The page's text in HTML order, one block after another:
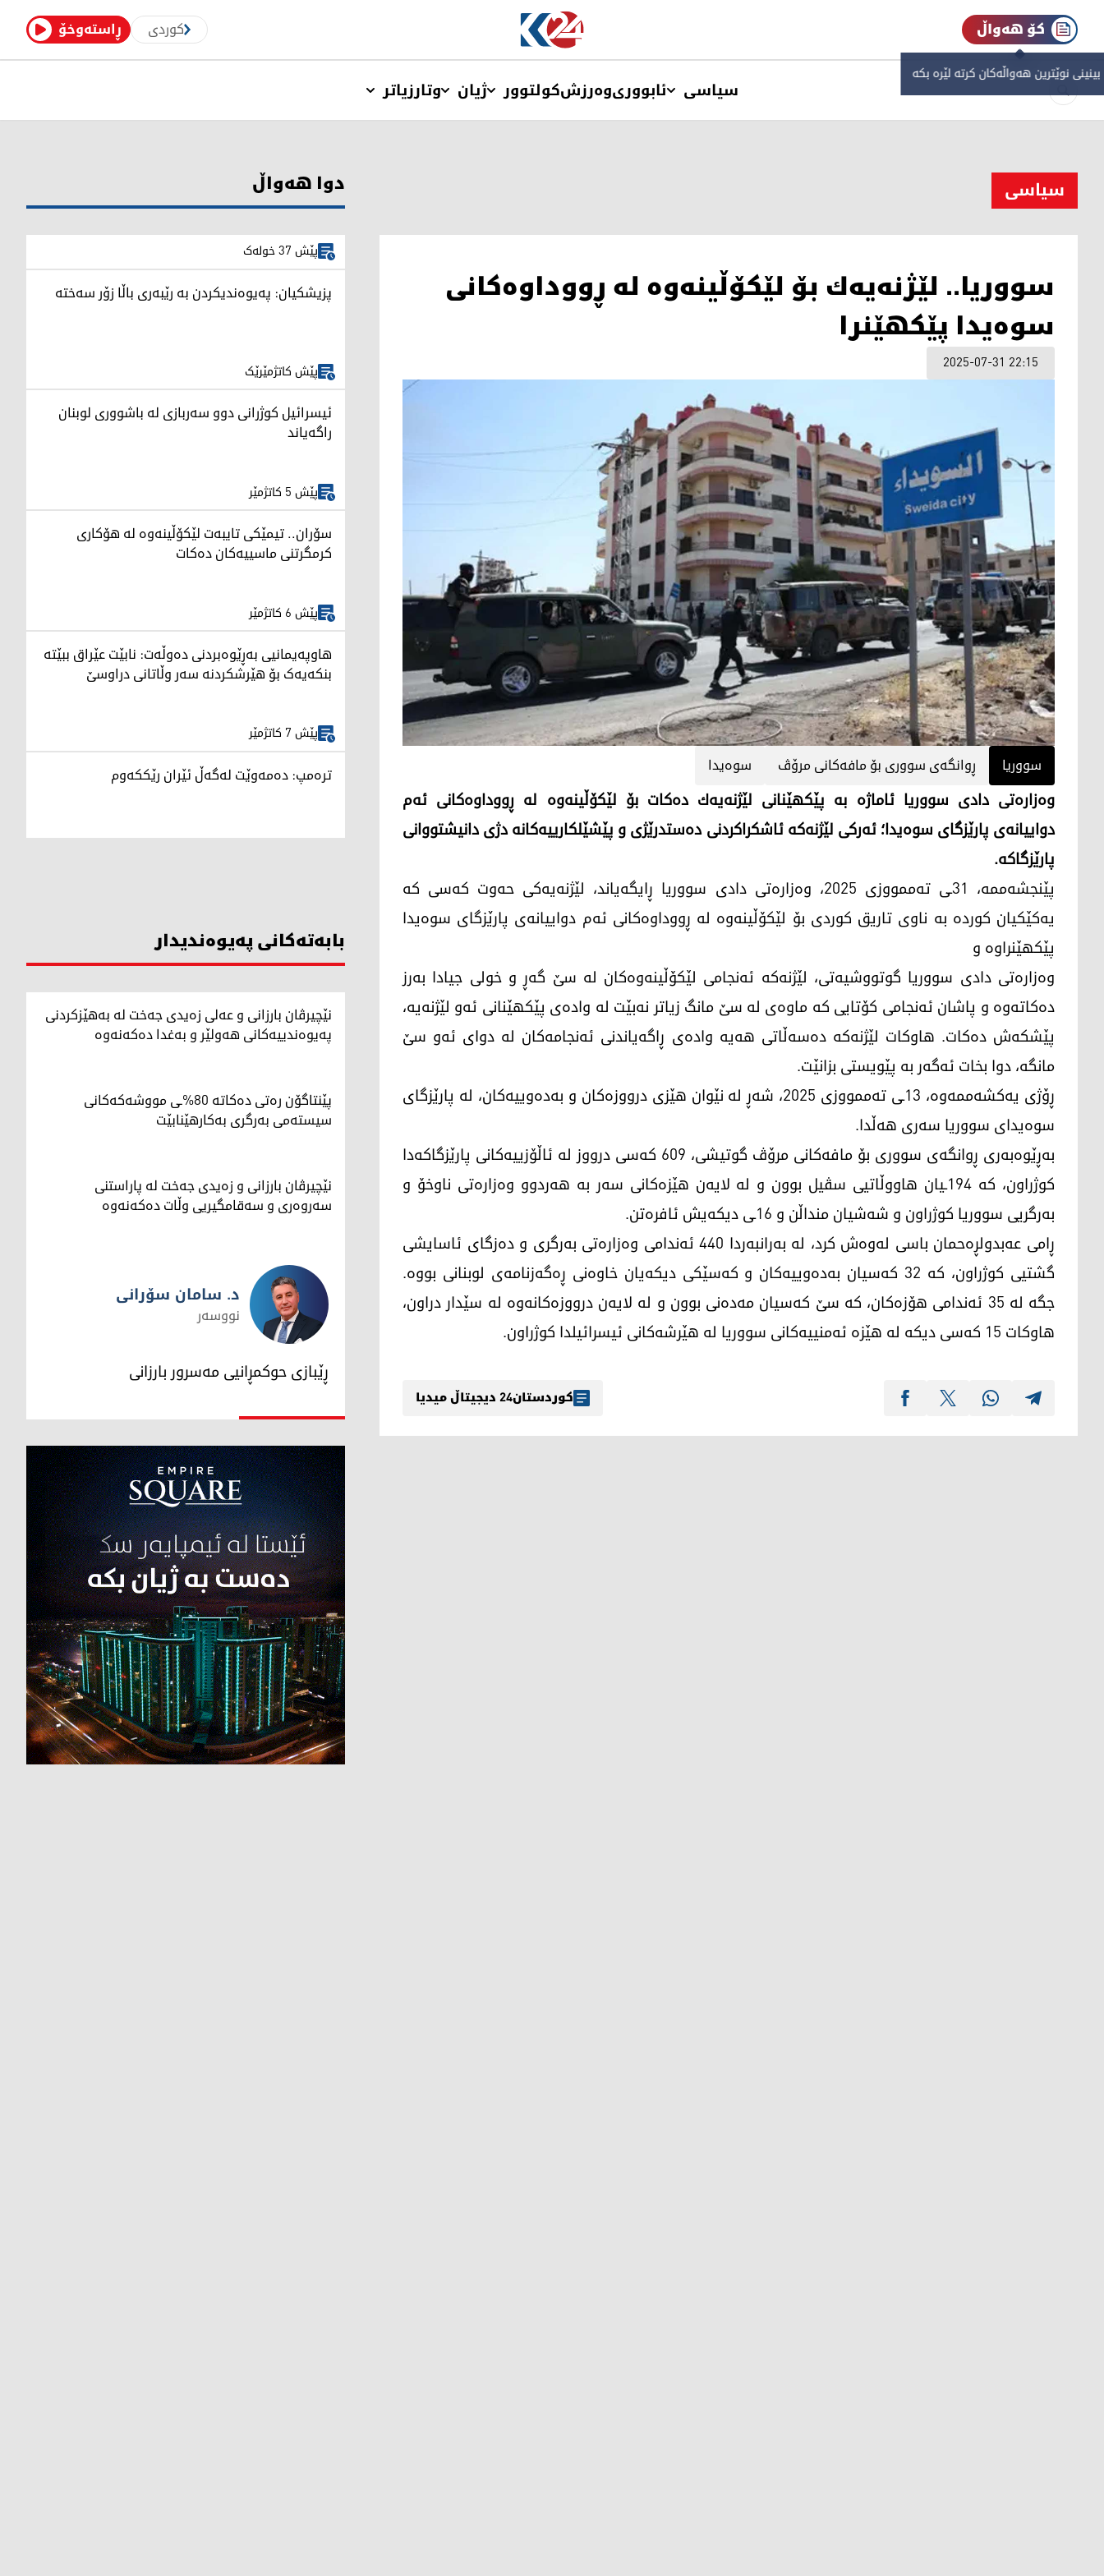
ڕاستەوخۆ کوردی کۆ هەواڵ
نوێترین هەواڵەکان کرتە لێرە بکە
سیاسی ئابووریوەرزشکولتوور ژیان وتارزیاتر
سیاسی
سووریا.. لێژنه‌یه‌ك بۆ لێكۆڵینه‌وه‌ له‌ ڕووداوه‌كانی
سوه‌یدا پێكهێنرا
2025-07-31 22:15
سووریا ڕوانگەی سووری بۆ مافەکانی مرۆڤ سوەیدا
وه‌زاره‌تی دادی سووریا ئاماژه‌ به‌ پێكهێنانی لێژنه‌یه‌ك ده‌كات بۆ لێكۆڵینه‌وه‌ له‌ ڕووداوه‌كانی ئه‌م
دواییانه‌ی پارێزگای سوه‌یدا؛ ئه‌ركی لێژنه‌كه‌ ئاشكراكردنی ده‌ستدرێژی و پێشێلكارییه‌كانه‌ دژی دانیشتووانی
پارێزگاكه‌.
پێنجشه‌ممه‌، 31ـی ته‌ممووزی 2025، وه‌زاره‌تی دادی سووریا ڕایگه‌یاند، لێژنه‌یه‌كی حه‌وت كه‌سی كه‌
یه‌كێكیان كورده‌ به‌ ناوی تاریق كوردی بۆ لێكۆڵینه‌وه‌ له‌ ڕووداوه‌كانی ئه‌م دواییانه‌ی پارێزگای سوه‌یدا
پێكهێنراوه‌ و
وه‌زاره‌تی دادی سووریا گوتووشیه‌تی، لێژنه‌كه‌ ئه‌نجامی لێكۆڵینه‌وه‌كان له‌ سێ گه‌ڕ و خولی جیادا به‌رز
ده‌كاته‌وه‌ و پاشان ئه‌نجامی كۆتایی كه‌ ماوه‌ی له‌ سێ مانگ زیاتر نه‌بێت له‌ واده‌ی پێكهێنانی ئه‌و لێژنه‌یه‌،
پێشكه‌ش ده‌كات. هاوكات لێژنه‌كه‌ ده‌سه‌ڵاتی هه‌یه‌ واده‌ی ڕاگه‌یاندنی ئه‌نجامه‌كان له‌ دوای ئه‌و سێ
مانگه‌، دوا بخات ئه‌گه‌ر به‌ پێویستی بزانێت.
ڕۆژی یەکشەممەوە، 13ـی تەممووزی 2025، شەڕ لە نێوان هێزی درووزەکان و بەدەوییەکان، لە پارێزگای
سوەیدای سووریا سەری هەڵدا.
به‌ڕێوه‌به‌ری ڕوانگەی سووری بۆ مافەکانی مرۆڤ گوتیشی، 609 كه‌سی درووز له‌ ئاڵۆزییه‌كانی پارێزگاكه‌دا
كوژراون، كه‌ 194ـیان هاووڵاتیی سڤیل بوون و له‌ لایه‌ن هێزه‌كانی سه‌ر به‌ هه‌ردوو وه‌زاره‌تی ناوخۆ و
به‌رگریی سووریا كوژراون و شه‌شیان منداڵن و 16ـی دیكه‌یش ئافره‌تن.
ڕامی عه‌بدولڕه‌حمان باسی له‌وه‌ش كرد، له‌ به‌رانبه‌ردا 440 ئه‌ندامی وه‌زاره‌تی به‌رگری و دەزگای ئاسایشی
گشتیی کوژراون، كه‌ 32 كه‌سیان به‌ده‌وییه‌كان و كه‌سێكی دیكه‌یان خاوه‌نی ڕه‌گه‌زنامه‌ی لوبنانی بووه‌.
جگە لە 35 ئەندامی هۆزەکان، کە سێ کەسیان مەدەنی بوون و له‌ لایه‌ن درووزه‌كانه‌وه‌ له‌ سێدار دراون،
هاوكات 15 كه‌سی دیكه‌ له‌ هێزه‌ ئه‌منییه‌كانی سووریا له‌ هێرشه‌كانی ئیسرائیلدا كوژراون.
کوردستان24 دیجیتاڵ میدیا
دوا هەواڵ
پێش 37 خولەک
پزیشکیان: پەیوەندیکردن بە رێبەری باڵا زۆر سەختە
پێش کاتژمێرێک
ئیسرائیل کوژرانی دوو سەربازی لە باشووری لوبنان
راگەیاند
پێش 5 کاتژمێر
سۆران.. تیمێکی تایبەت لێکۆڵینەوە لە هۆکاری
کرمگرتنی ماسییەکان دەکات
پێش 6 کاتژمێر
هاوپەیمانیی بەڕێوەبردنی دەوڵەت: نابێت عێراق ببێتە
بنکەیەک بۆ هێرشکردنە سەر وڵاتانی دراوسێ
پێش 7 کاتژمێر
ترەمپ: دەمەوێت لەگەڵ ئێران رێککەوم
بابەتەکانی پەیوەندیدار
نێچیرڤان بارزانی و عەلی زەیدی جەخت لە بەهێزکردنی
پەیوەندییەکانی هەولێر و بەغدا دەکەنەوە
پێنتاگۆن رەتی دەکاتە 80%ـی مووشەکەکانی
سیستەمی بەرگری بەکارهێنابێت
نێچیرڤان بارزانی و زەیدی جەخت لە پاراستنی
سەروەری و سەقامگیریی وڵات دەکەنەوە
د. سامان سۆرانی
د. سامان سۆرانی
نووسەر
ڕێبازی حوکمڕانیی مەسرور بارزانی